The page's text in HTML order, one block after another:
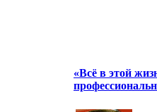
«Всё в этой